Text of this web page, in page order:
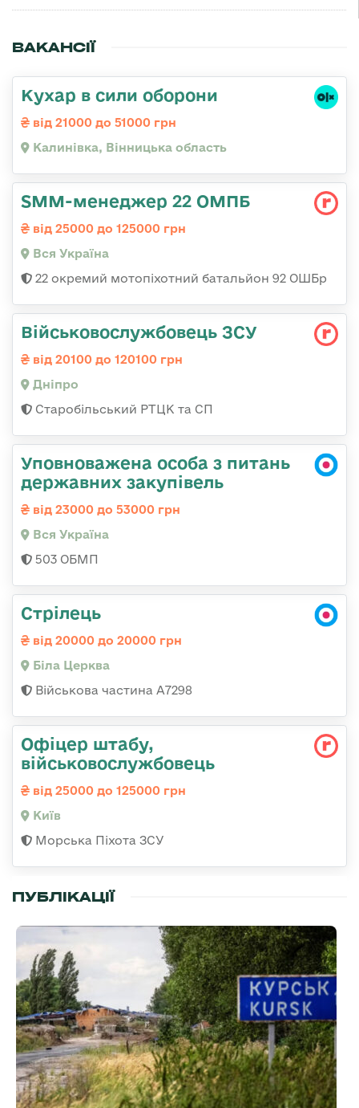
ВАКАНСІЇ
Кухар в сили оборони
від 21000 до 51000 грн
Калинівка, Вінницька область
SMM-менеджер 22 ОМПБ
від 25000 до 125000 грн
Вся Україна
22 окремий мотопіхотний батальйон 92 ОШБр
Військовослужбовець ЗСУ
від 20100 до 120100 грн
Дніпро
Старобільський РТЦК та СП
Уповноважена особа з питань
державних закупівель
від 23000 до 53000 грн
Вся Україна
503 ОБМП
Стрілець
від 20000 до 20000 грн
Біла Церква
Військова частина А7298
Офіцер штабу,
військовослужбовець
від 25000 до 125000 грн
Київ
Морська Піхота ЗСУ
ПУБЛІКАЦІЇ